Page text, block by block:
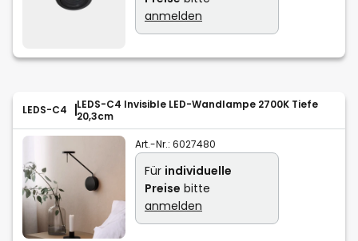
anmelden
LEDS-C4
LEDS-C4 Invisible LED-Wandlampe 2700K Tiefe
20,3cm
Art.-Nr.: 6027480
Für individuelle
Preise bitte
anmelden